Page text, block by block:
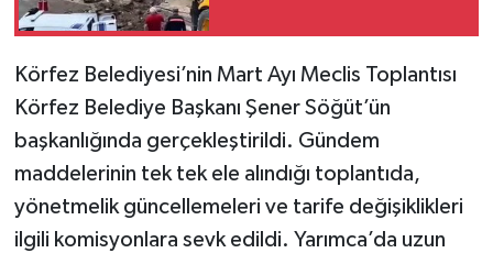
Körfez Belediyesi’nin Mart Ayı Meclis Toplantısı
Körfez Belediye Başkanı Şener Söğüt’ün
başkanlığında gerçekleştirildi. Gündem
maddelerinin tek tek ele alındığı toplantıda,
yönetmelik güncellemeleri ve tarife değişiklikleri
ilgili komisyonlara sevk edildi. Yarımca’da uzun